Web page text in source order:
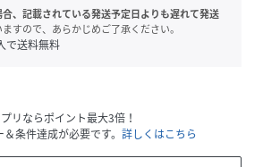
、記載されている発送予定日よりも遅れて発送
すので、あらかじめご了承ください。
で送料無料
リならポイント最大3倍！
条件達成が必要です。 詳しくはこちら